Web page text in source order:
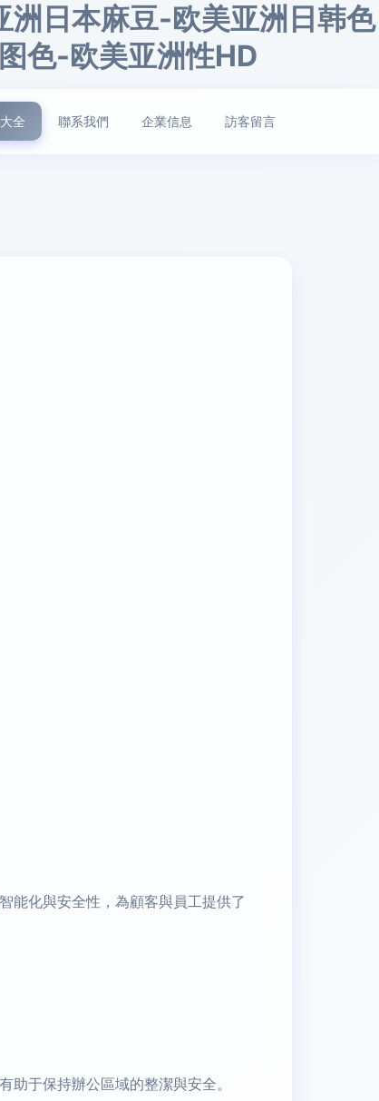
日本麻豆-欧美亚洲日韩色
色-欧美亚洲性HD
全 聯系我們 企業信息 訪客留言
能化與安全性，為顧客與員工提供了
助于保持辦公區域的整潔與安全。